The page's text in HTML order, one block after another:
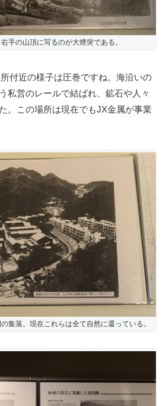
手の山頂に写るのが大煙突である。
付近の様子は圧巻ですね。海沿いの
私営のレールで結ばれ、鉱石や人々
。この場所は現在でもJX金属が事業
集落。現在これらは全て自然に還っている。